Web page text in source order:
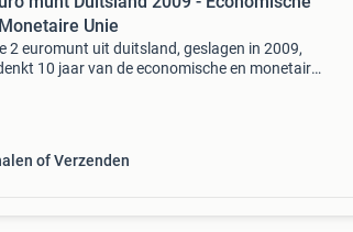
Unie
2 euromunt uit duitsland, geslagen in 2009,
10 jaar van de economische en monetaire
of Verzenden